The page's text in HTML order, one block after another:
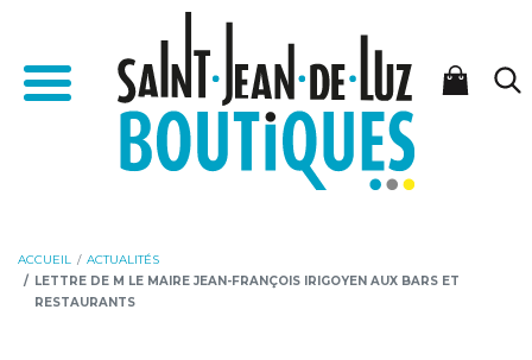
contenu
Menu
Accueil - Saint-Jean-de-Luz Boutiques
ACCUEIL
ACTUALITÉS
LETTRE DE M LE MAIRE JEAN-FRANÇOIS IRIGOYEN AUX BARS ET
RESTAURANTS